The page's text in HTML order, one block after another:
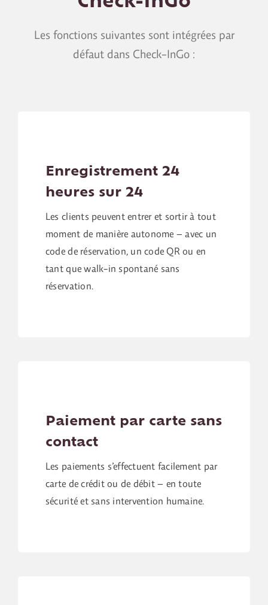
Les fonctions suivantes sont intégrées par
défaut dans Check-InGo :
Enregistrement 24
heures sur 24
Les clients peuvent entrer et sortir à tout
moment de manière autonome – avec un
code de réservation, un code QR ou en
tant que walk-in spontané sans
réservation.
Paiement par carte sans
contact
Les paiements s’effectuent facilement par
carte de crédit ou de débit – en toute
sécurité et sans intervention humaine.